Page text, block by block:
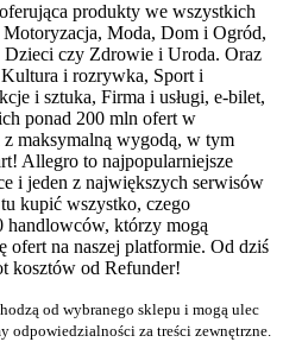
produkty we wszystkich
Moda, Dom i Ogród,
czy Zdrowie i Uroda. Oraz
Kultura i rozrywka, Sport i
i sztuka, Firma i usługi, e-bilet,
ponad 200 mln ofert w
maksymalną wygodą, w tym
Allegro to najpopularniejsze
i jeden z największych serwisów
kupić wszystko, czego
handlowców, którzy mogą
ofert na naszej platformie. Od dziś
kosztów od Refunder!
od wybranego sklepu i mogą ulec
odpowiedzialności za treści zewnętrzne.